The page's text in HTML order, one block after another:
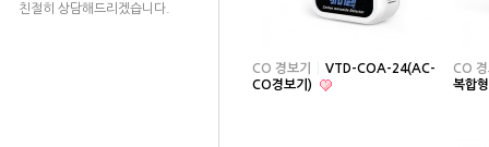
친절히 상담해드리겠습니다.
CO 경보기
VTD-COA-24(AC-
CO경보기)
CO
복합